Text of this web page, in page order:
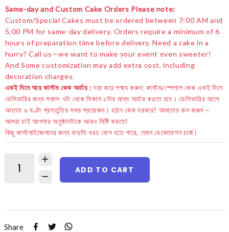
Same-day and Custom Cake Orders Please note:
Custom/Special Cakes must be ordered between 7:00 AM and
5:00 PM for same-day delivery. Orders require a minimum of 6
hours of preparation time before delivery. Need a cake in a
hurry? Call us—we want to make your event even sweeter!
And Some customization may add extra cost, including
decoration charges.
একই দিনে আর কাস্টম কেক অর্ডার :দয়া করে লক্ষ্য করুন: কাস্টম/স্পেশাল কেক একই দিনে
ডেলিভারির জন্য সকাল ৭টা থেকে বিকাল ৫টার মধ্যে অর্ডার করতে হবে। ডেলিভারির আগে
অন্তত ৬ ঘণ্টা প্রস্তুতির সময় প্রয়োজন। হঠাৎ কেক দরকার? আমাদের কল করুন –
আমরা চাই আপনার অনুষ্ঠানটাকে আরও মিষ্টি করতে!
কিছু কাস্টমাইজেশনের জন্য বাড়তি খরচ যোগ হতে পারে, যেমন ডেকোরেশন চার্জ।
ADD TO CART
Share